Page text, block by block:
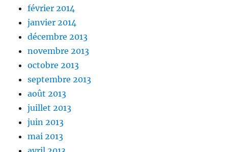
février 2014
janvier 2014
décembre 2013
novembre 2013
octobre 2013
septembre 2013
août 2013
juillet 2013
juin 2013
mai 2013